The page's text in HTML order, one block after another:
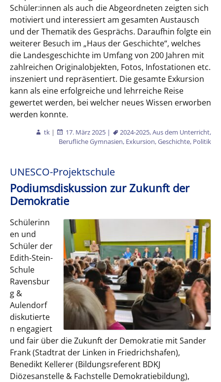
Schüler:innen als auch die Abgeordneten zeigten sich
motiviert und interessiert am gesamten Austausch
und der Thematik des Gesprächs. Daraufhin folgte ein
weiterer Besuch im „Haus der Geschichte“, welches
die Landesgeschichte im Umfang von 200 Jahren mit
zahlreichen Originalobjekten, Fotos, Infostationen etc.
inszeniert und repräsentiert. Die gesamte Exkursion
kann als eine erfolgreiche und lehrreiche Reise
gewertet werden, bei welcher neues Wissen erworben
werden konnte.
tk | 17. März 2025 | 2024-2025,Aus dem Unterricht,
Berufliche Gymnasien, Exkursion,Geschichte, Politik
UNESCO-Projektschule
Podiumsdiskussion zur Zukunft der
Demokratie
Schülerinn
en und
Schüler der
Edith-Stein-
Schule
Ravensbur
g &
Aulendorf
diskutierte
n engagiert
und fair über die Zukunft der Demokratie mit Sander
Frank (Stadtrat der Linken in Friedrichshafen),
Benedikt Kellerer (Bildungsreferent BDKJ
Diözesanstelle & Fachstelle Demokratiebildung),